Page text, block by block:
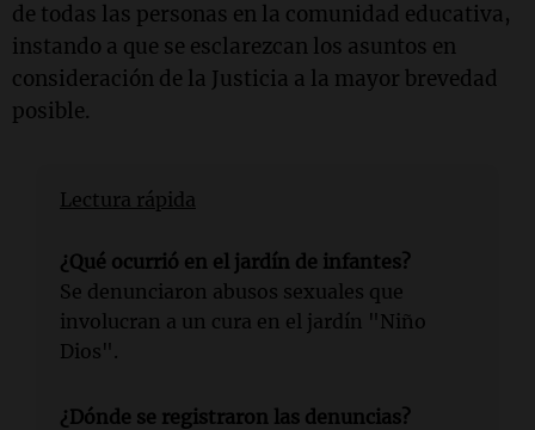
de todas las personas en la comunidad educativa,
instando a que se esclarezcan los asuntos en
consideración de la Justicia a la mayor brevedad
posible.
Lectura rápida
¿Qué ocurrió en el jardín de infantes?
Se denunciaron abusos sexuales que
involucran a un cura en el jardín "Niño
Dios".
¿Dónde se registraron las denuncias?